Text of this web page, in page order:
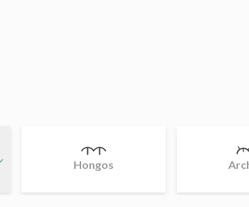
Hongos